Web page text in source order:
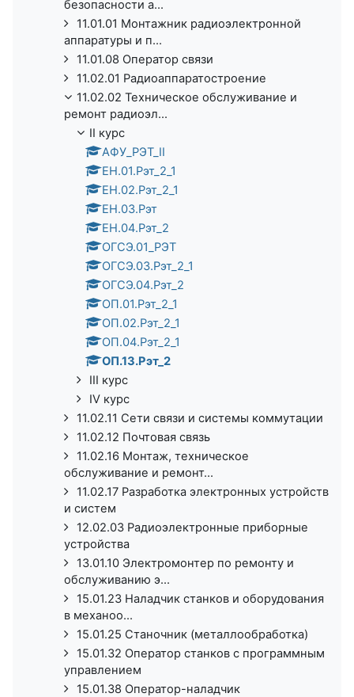
безопасности а...
11.01.01 Монтажник радиоэлектронной
аппаратуры и п...
11.01.08 Оператор связи
11.02.01 Радиоаппаратостроение
11.02.02 Техническое обслуживание и
ремонт радиоэл...
II курс
АФУ_РЭТ_II
ЕН.01.Рэт_2_1
ЕН.02.Рэт_2_1
ЕН.03.Рэт
ЕН.04.Рэт_2
ОГСЭ.01_РЭТ
ОГСЭ.03.Рэт_2_1
ОГСЭ.04.Рэт_2
ОП.01.Рэт_2_1
ОП.02.Рэт_2_1
ОП.04.Рэт_2_1
ОП.13.Рэт_2
III курс
IV курс
11.02.11 Сети связи и системы коммутации
11.02.12 Почтовая связь
11.02.16 Монтаж, техническое
обслуживание и ремонт...
11.02.17 Разработка электронных устройств
и систем
12.02.03 Радиоэлектронные приборные
устройства
13.01.10 Электромонтер по ремонту и
обслуживанию э...
15.01.23 Наладчик станков и оборудования
в механоо...
15.01.25 Станочник (металлообработка)
15.01.32 Оператор станков с программным
управлением
15.01.38 Оператор-наладчик